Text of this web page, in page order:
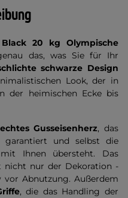
20 kg Olympische
das, was Sie für Ihr
schwarze Design
Look, der in
der heimischen Ecke bis
echtes Gusseisenherz, das
garantiert und selbst die
mit Ihnen übersteht. Das
nicht nur der Dekoration -
Abnutzung. Außerdem
, die das Handling der